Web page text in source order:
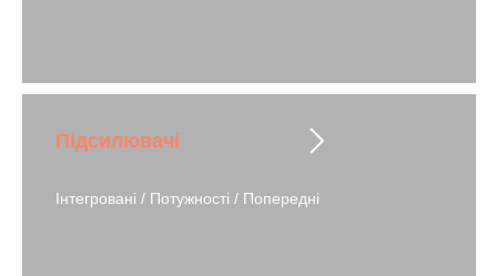
Підсилювачі
Інтегровані / Потужності / Попередні